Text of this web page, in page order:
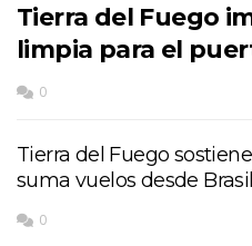
Tierra del Fuego
limpia para el
0
Tierra del Fuego
suma vuelos desde Brasil
0